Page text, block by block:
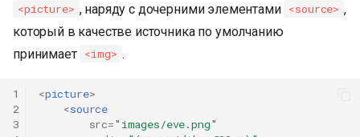
<picture> , наряду с дочерними элементами <source> ,
который в качестве источника по умолчанию
принимает <img> .
1
2
3
<picture>
<source
src="images/eve.png"